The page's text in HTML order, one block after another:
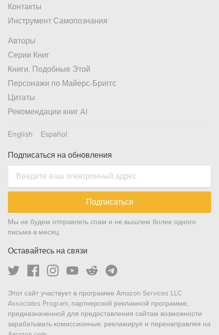
Контакты
Инструмент Самопознания
Авторы
Серии Книг
Книги, Подобные Этой
Персонажи по Майерс-Бриггс
Цитаты
Рекомендации книг AI
English Español
Подписаться на обновления
Подписаться
Мы не будем отправлять спам и не вышлем более одного
письма в месяц.
Оставайтесь на связи
Этот сайт участвует в программе Amazon Services LLC
Associates Program, партнерской рекламной программе,
предназначенной для предоставления сайтам возможности
зарабатывать комиссионные, рекламируя и перенаправляя на